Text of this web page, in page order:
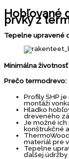
Hobľované
prvky z
Tepelne upravené
Minimálna
Prečo termodrevo:
Profily SHP
montáži
Hladko
dreveného
Je možné
konštrukčné
materiál pre
Tepelne
ďalšej údržby